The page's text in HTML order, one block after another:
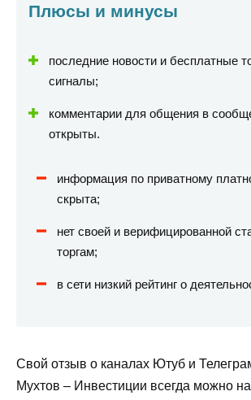
Плюсы и минусы
последние новости и бесплатные
сигналы;
комментарии для общения в
открыты.
информация по приватному
скрыта;
нет своей и верифицированной
торгам;
в сети низкий рейтинг о
Свой отзыв о каналах Ютуб и
Мухтов – Инвестиции всегда можно